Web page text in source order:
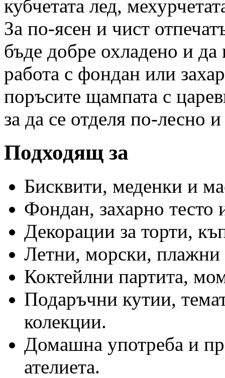
кубчетата лед,
За по-ясен и чист
бъде добре охладено и
работа с фондан или
поръсите щампата с
за да се отделя по-лесно
Подходящ за
Бисквити, меденки и
Фондан, захарно тесто
Декорации за торти,
Летни, морски, плажни
Коктейлни партита,
Подаръчни кутии,
колекции.
Домашна употреба и
ателиета.